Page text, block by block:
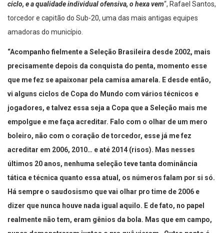
ciclo, e a qualidade individual ofensiva, o hexa vem “, Rafael Santos,
torcedor e capitão do Sub-20, uma das mais antigas equipes
amadoras do município.
“Acompanho fielmente a Seleção Brasileira desde 2002, mais
precisamente depois da conquista do penta, momento esse
que me fez se apaixonar pela camisa amarela. E desde então,
vi alguns ciclos de Copa do Mundo com vários técnicos e
jogadores, e talvez essa seja a Copa que a Seleção mais me
empolgue e me faça acreditar. Falo com o olhar de um mero
boleiro, não com o coração de torcedor, esse já me fez
acreditar em 2006, 2010… e até 2014 (risos). Mas nesses
últimos 20 anos, nenhuma seleção teve tanta dominância
tática e técnica quanto essa atual, os números falam por si só.
Há sempre o saudosismo que vai olhar pro time de 2006 e
dizer que nunca houve nada igual aquilo. E de fato, no papel
realmente não tem, eram gênios da bola. Mas que em campo,